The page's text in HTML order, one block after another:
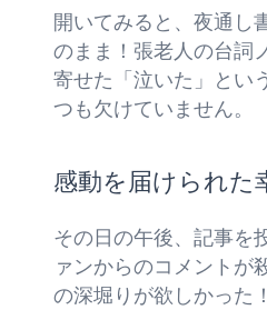
開いてみると、夜通し
のまま！張老人の台詞
寄せた「泣いた」とい
つも欠けていません。
感動を届けられた
その日の午後、記事を
ァンからのコメントが
の深堀りが欲しかった